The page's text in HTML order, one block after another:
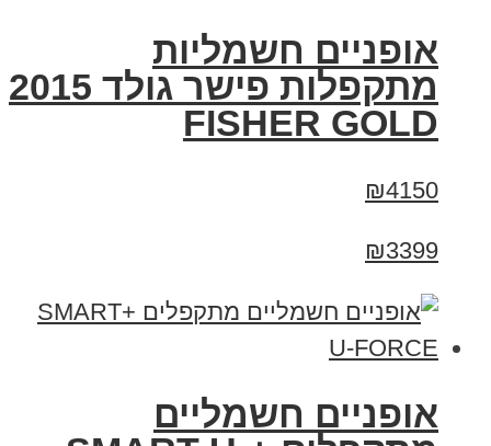
אופניים חשמליות
מתקפלות פישר גולד 2015
FISHER GOLD
₪4150
₪3399
אופניים חשמליים